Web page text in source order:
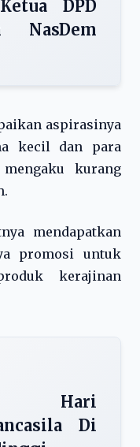
DPD
NasDem
aspirasinya
kecil dan para
kurang
mendapatkan
promosi untuk
kerajinan
Hari
Di